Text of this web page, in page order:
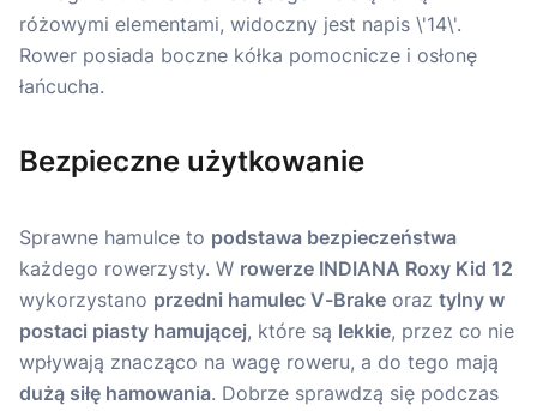
Bezpieczne użytkowanie
Sprawne hamulce to podstawa bezpieczeństwa
każdego rowerzysty. W rowerze INDIANA Roxy Kid 12
wykorzystano przedni hamulec V-Brake oraz tylny w
postaci piasty hamującej, które są lekkie, przez co nie
wpływają znacząco na wagę roweru, a do tego mają
dużą siłę hamowania. Dobrze sprawdzą się podczas